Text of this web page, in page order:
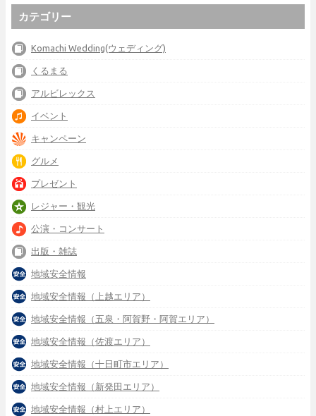
カテゴリー
Komachi Wedding(ウェディング)
くるまる
アルビレックス
イベント
キャンペーン
グルメ
プレゼント
レジャー・観光
公演・コンサート
出版・雑誌
地域安全情報
地域安全情報（上越エリア）
地域安全情報（五泉・阿賀野・阿賀エリア）
地域安全情報（佐渡エリア）
地域安全情報（十日町市エリア）
地域安全情報（新発田エリア）
地域安全情報（村上エリア）